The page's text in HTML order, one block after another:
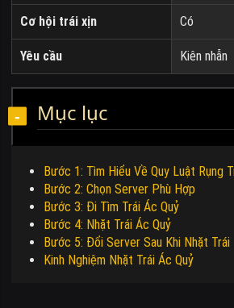
Cơ hội trái xịn Có
Yêu cầu Kiên nhẫn
Mục lục
Bước 1: Tìm Hiểu Về Quy Luật Rụng
Bước 2: Chọn Server Phù Hợp
Bước 3: Đi Tìm Trái Ác Quỷ
Bước 4: Nhặt Trái Ác Quỷ
Bước 5: Đổi Server Sau Khi Nhặt Trái
Kinh Nghiệm Nhặt Trái Ác Quỷ